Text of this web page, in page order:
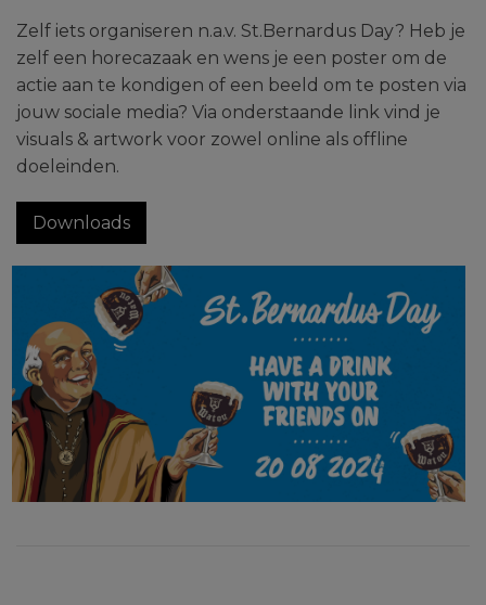
Zelf iets organiseren n.a.v. St.Bernardus Day? Heb je
zelf een horecazaak en wens je een poster om de
actie aan te kondigen of een beeld om te posten via
jouw sociale media? Via onderstaande link vind je
visuals & artwork voor zowel online als offline
doeleinden.
Downloads